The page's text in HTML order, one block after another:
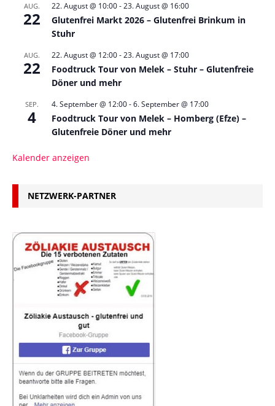
AUG.
22
22. August @ 10:00-23. August @ 16:00
Glutenfrei Markt 2026 – Glutenfrei Brinkum in
Stuhr
AUG.
22
22. August @ 12:00-23. August @ 17:00
Foodtruck Tour von Melek – Stuhr – Glutenfreie
Döner und mehr
SEP.
4
4. September @ 12:00-6. September @ 17:00
Foodtruck Tour von Melek – Homberg (Efze) –
Glutenfreie Döner und mehr
Kalender anzeigen
NETZWERK-PARTNER